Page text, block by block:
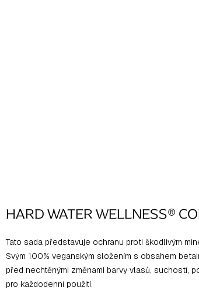
HARD WATER WELLNESS®
Tato sada představuje ochranu proti škodlivým
Svým 100% veganským složením s obsahem
před nechtěnými změnami barvy vlasů, suchostí,
pro každodenní použití.